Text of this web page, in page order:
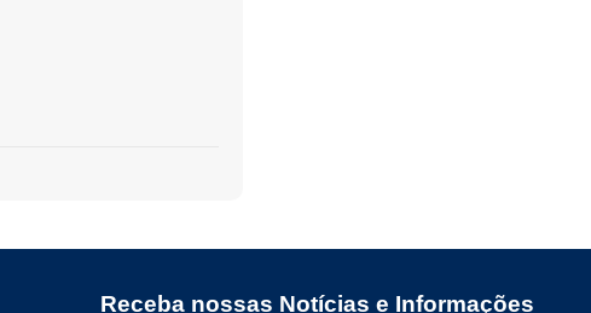
Receba nossas Notícias e Informações